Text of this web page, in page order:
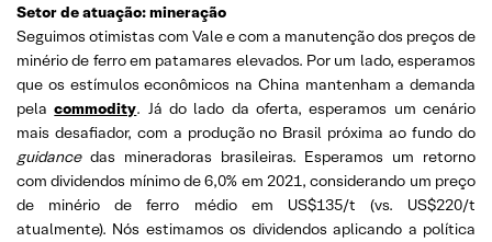
Setor de atuação: mineração
Seguimos otimistas com Vale e com a manutenção dos preços de
minério de ferro em patamares elevados. Por um lado, esperamos
que os estímulos econômicos na China mantenham a demanda
pelacommodity. Já do lado da oferta, esperamos um cenário
mais desafiador, com a produção no Brasil próxima ao fundo do
guidancedas mineradoras brasileiras. Esperamos um retorno
com dividendos mínimo de 6,0% em 2021, considerando um preço
de minério de ferro médio em US$135/t (vs. US$220/t
atualmente). Nós estimamos os dividendos aplicando a política